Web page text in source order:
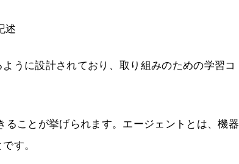
述
うに設計されており、取り組みのための学習コ
ことが挙げられます。エージェントとは、機器
す。